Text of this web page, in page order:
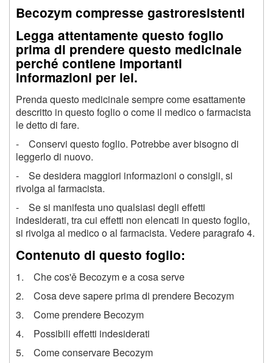
Becozym compresse gastroresistenti
Legga attentamente questo foglio
prima di prendere questo medicinale
perché contiene importanti
informazioni per lei.
Prenda questo medicinale sempre come esattamente
descritto in questo foglio o come il medico o farmacista
le detto di fare.
- Conservi questo foglio. Potrebbe aver bisogno di
leggerlo di nuovo.
- Se desidera maggiori informazioni o consigli, si
rivolga al farmacista.
- Se si manifesta uno qualsiasi degli effetti
indesiderati, tra cui effetti non elencati in questo foglio,
si rivolga al medico o al farmacista. Vedere paragrafo 4.
Contenuto di questo foglio:
1. Che cos'ě Becozym e a cosa serve
2. Cosa deve sapere prima di prendere Becozym
3. Come prendere Becozym
4. Possibili effetti indesiderati
5. Come conservare Becozym